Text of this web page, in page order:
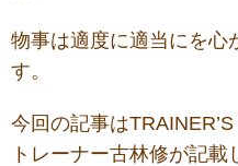
物事は適度に適当にを心
す。
今回の記事は
トレーナー古林修が記載